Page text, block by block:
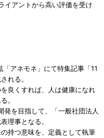
イアントから高い評価を受け
アネモネ」にて特集記事「11
れる。
良くすれば、人は健康になれ
。
を目指して、「一般社団法人
理事となる。
持つ意味を、定義として執筆